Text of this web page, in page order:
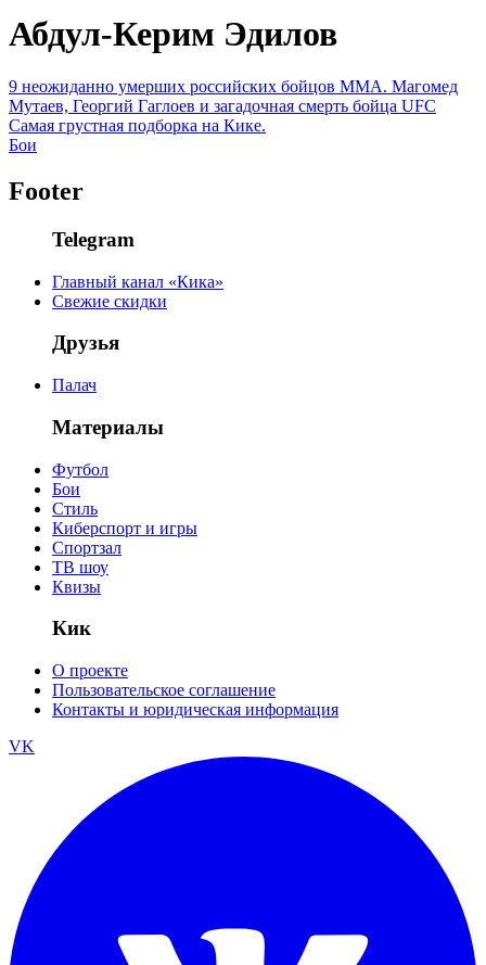
Абдул-Керим Эдилов
9 неожиданно умерших российских бойцов MMA. Магомед
Мутаев, Георгий Гаглоев и загадочная смерть бойца UFC
Самая грустная подборка на Кике.
Бои
Footer
Telegram
Главный канал «Кика»
Свежие скидки
Друзья
Палач
Материалы
Футбол
Бои
Стиль
Киберспорт и игры
Спортзал
ТВ шоу
Квизы
Кик
О проекте
Пользовательское соглашение
Контакты и юридическая информация
VK